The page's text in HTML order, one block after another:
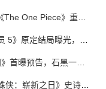
重定义海贼王的动画新范式
曝光，情怀之上的创作取舍
黑一雄的温柔哲思登上银幕
体量来袭 内地确认引进静待定档